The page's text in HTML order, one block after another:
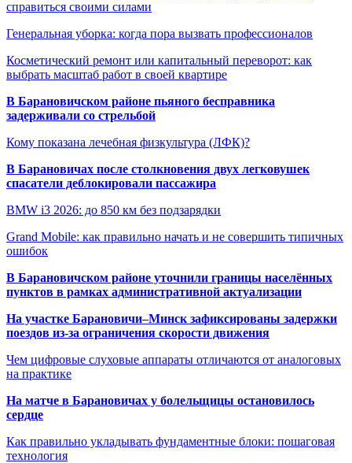
справиться своими силами
Генеральная уборка: когда пора вызвать профессионалов
Косметический ремонт или капитальный переворот: как
выбрать масштаб работ в своей квартире
В Барановичском районе пьяного бесправника
задерживали со стрельбой
Кому показана лечебная физкультура (ЛФК)?
В Барановичах после столкновения двух легковушек
спасатели деблокировали пассажира
BMW i3 2026: до 850 км без подзарядки
Grand Mobile: как правильно начать и не совершить типичных
ошибок
В Барановичском районе уточнили границы населённых
пунктов в рамках административной актуализации
На участке Барановичи–Минск зафиксированы задержки
поездов из-за ограничения скорости движения
Чем цифровые слуховые аппараты отличаются от аналоговых
на практике
На матче в Барановичах у болельщицы остановилось
сердце
Как правильно укладывать фундаментные блоки: пошаговая
технология